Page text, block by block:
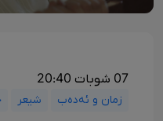
07 شوبات 20:40
زمان و ئەدەب شیعر